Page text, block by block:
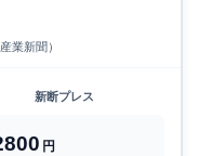
業新聞）
新断プレス
円